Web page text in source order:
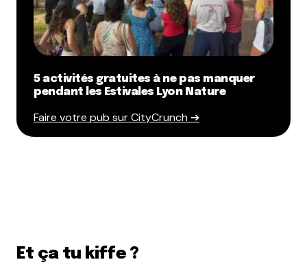
5 activités gratuites à ne pas manquer
pendant les Estivales Lyon Nature
Faire votre pub sur CityCrunch ➔
Et ça tu kiffe ?